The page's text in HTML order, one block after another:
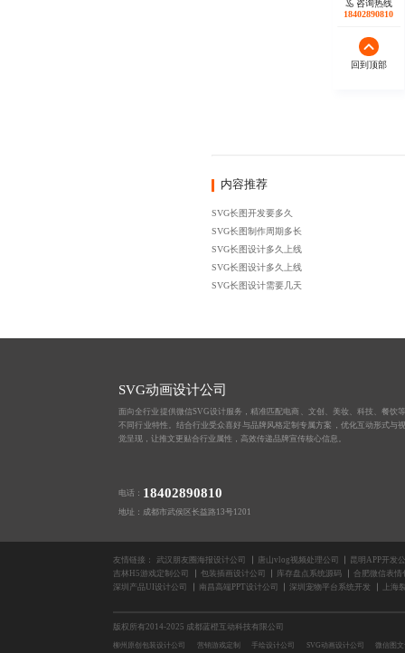
内容推荐
SVG长图开发要多久
SVG长图制作周期多长
SVG长图设计多久上线
SVG长图设计多久上线
SVG长图设计需要几天
SVG动画设计公司
面向全行业提供微信SVG设计服务，精准匹配电商、文创、美妆、科技、餐饮
不同行业特性。结合行业受众喜好与品牌风格定制专属方案，优化互动形式与
觉呈现，让推文更贴合行业属性，高效传递品牌宣传核心信息。
电话： 18402890810
地址：成都市武侯区长益路13号1201
友情链接： 武汉朋友圈海报设计公司 唐山vlog视频处理公司
昆明APP开发
吉林H5游戏定制公司
包装插画设计公司 库存盘点系统源码
合肥微信表情
深圳产品UI设计公司
南昌高端PPT设计公司 深圳宠物平台系统开发 上海
版权所有2014-2025 成都蓝橙互动科技有限公司
柳州原创包装设计公司 营销游戏定制 手绘设计公司 SVG动画设计公司 微信图
咨询热线
18402890810
回到顶部